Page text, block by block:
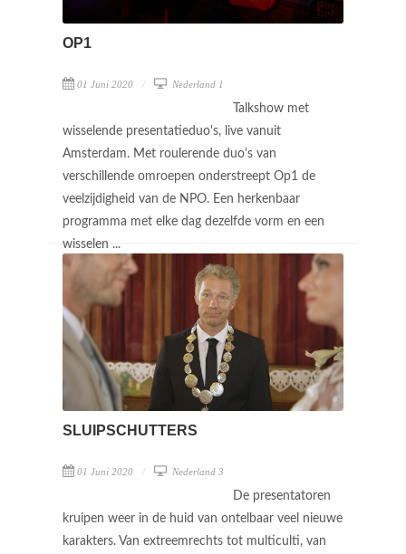
OP1
01 Juni 2020 Nederland 1
Talkshow met
wisselende presentatieduo's, live vanuit
Amsterdam. Met roulerende duo's van
verschillende omroepen onderstreept Op1 de
veelzijdigheid van de NPO. Een herkenbaar
programma met elke dag dezelfde vorm en een
wisselen ...
SLUIPSCHUTTERS
01 Juni 2020 Nederland 3
De presentatoren
kruipen weer in de huid van ontelbaar veel nieuwe
karakters. Van extreemrechts tot multiculti, van